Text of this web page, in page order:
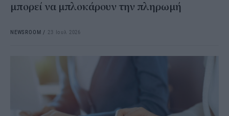
μπορεί να μπλοκάρουν την πληρωμή
NEWSROOM / 23 Ιουλ 2026